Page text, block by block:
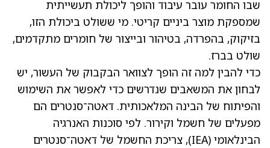
שבו החומר עובר עיבוד והופך ליכולת תעשייתית
שמספקת מוצר ביניים קריטי. מי ששולט ביכולת הזו,
בזיקוק, בהפרדה, בטיהור ובייצור של חומרים מתקדמים,
שולט בברז.
כדי להבין למה זה הופך לצוואר הבקבוק של העשור, יש
לבחון את המשאבים שנדרשים כדי לאפשר את השימוש
והפיתוח של הבינה המלאכותית. דאטה־סנטרים הם
מפעלים של חשמל וקירור. לפי סוכנות האנרגיה
הבינלאומי (IEA), צריכת החשמל של דאטה־סנטרים